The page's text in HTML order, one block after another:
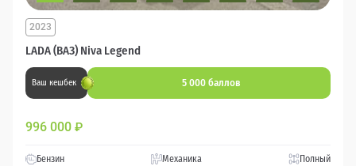
LADA (ВАЗ) Niva Legend
2023
Ваш кешбек 5 000 баллов
996 000 ₽
Бензин Механика Полный